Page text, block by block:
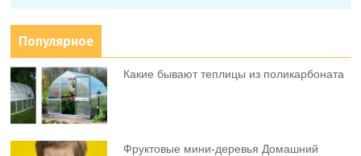
Популярное
Какие бывают теплицы из поликарбоната
Фруктовыe мини-деревья Домашний